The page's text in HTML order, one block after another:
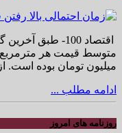
اقتصاد 100-
میلیون تومان بوده است.
ادامه مطلب ...
روزنامه های امروز